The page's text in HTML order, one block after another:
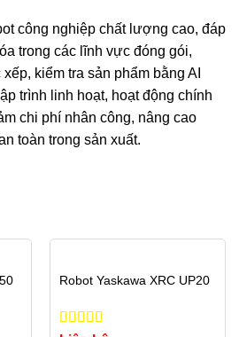
công nghiệp chất lượng cao, đáp
trong các lĩnh vực đóng gói,
kiểm tra sản phẩm bằng AI
trình linh hoạt, hoạt động chính
chi phí nhân công, nâng cao
toàn trong sản xuất.
Robot Yaskawa XRC UP20